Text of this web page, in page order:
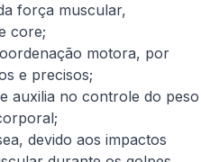
força muscular,
core;
motora, por
e precisos;
auxilia no controle do peso
devido aos impactos